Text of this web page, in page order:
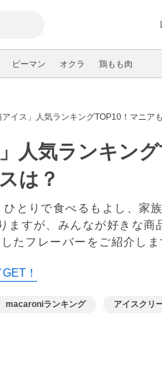
ピーマン オクラ 鶏もも肉
イス」人気ランキングTOP10！マニア
人気ランキン
は？
とりで食べるもよし、家
ますが、みんなが好きな
たフレーバーをご紹介しま
！
macaroniランキング アイスクリ